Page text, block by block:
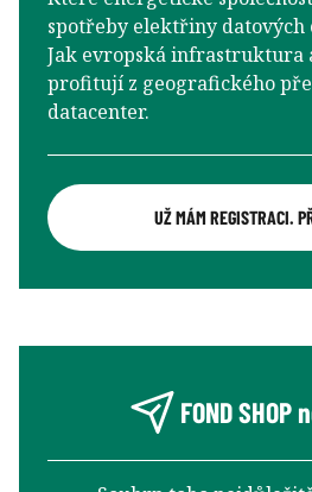
spotřeby elektřiny datových
Jak evropská infrastruktura
profitují z geografického
datacenter.
UŽ MÁM REGISTRACI.
FOND